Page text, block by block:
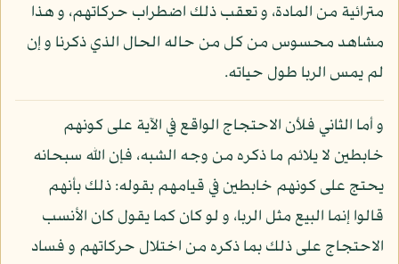
مترائية من المادة، و تعقب ذلك اضطراب حركاتهم، و هذا
مشاهد محسوس من كل من حاله الحال الذي ذكرنا و إن
لم يمس الربا طول حياته.
و أما الثاني فلأن الاحتجاج الواقع في الآية على كونهم
خابطين لا يلائم ما ذكره من وجه الشبه، فإن الله سبحانه
يحتج على كونهم خابطين في قيامهم بقوله: ذلك بأنهم
قالوا إنما البيع مثل الربا، و لو كان كما يقول كان الأنسب
الاحتجاج على ذلك بما ذكره من اختلال حركاتهم و فساد